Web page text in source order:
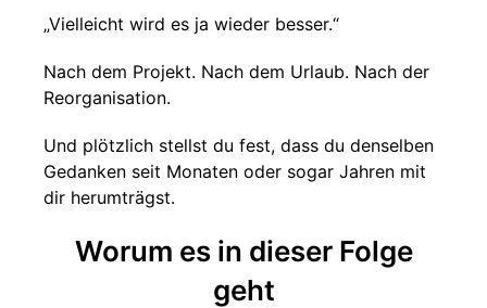
„Vielleicht wird es ja wieder besser.“
Nach dem Projekt. Nach dem Urlaub. Nach der
Reorganisation.
Und plötzlich stellst du fest, dass du denselben
Gedanken seit Monaten oder sogar Jahren mit
dir herumträgst.
Worum es in dieser Folge
geht